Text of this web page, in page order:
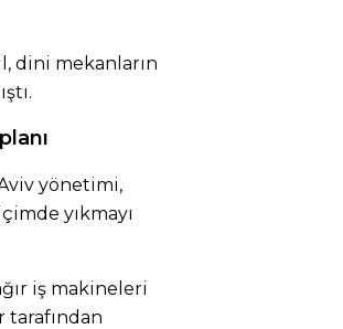
dini mekanların
yönetimi,
yıkmayı
iş makineleri